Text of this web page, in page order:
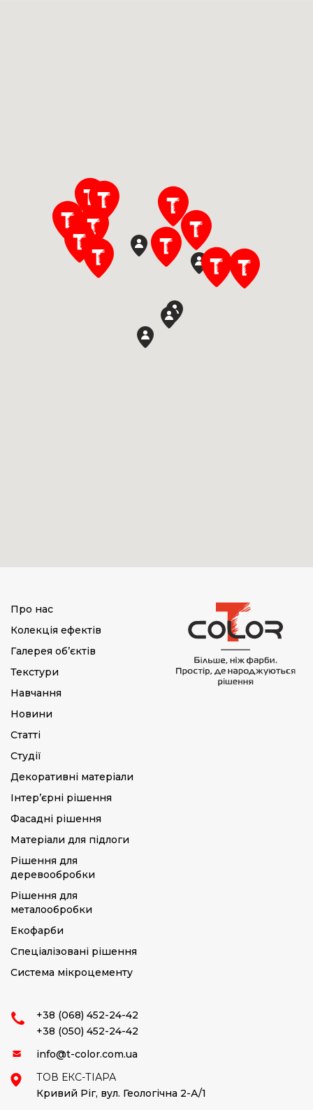
Про нас
Колекція ефектів
Галерея об’єктів
Текстури
Навчання
Новини
Статті
Студії
Декоративні матеріали
Інтер’єрні рішення
Фасадні рішення
Матеріали для підлоги
Рішення для
деревообробки
Рішення для
металообробки
Екофарби
Спеціалізовані рішення
Система мікроцементу
+38 (068) 452-24-42
+38 (050) 452-24-42
info@t-color.com.ua
ТОВ ЕКС-ТІАРА
Кривий Ріг, вул. Геологічна 2-А/1